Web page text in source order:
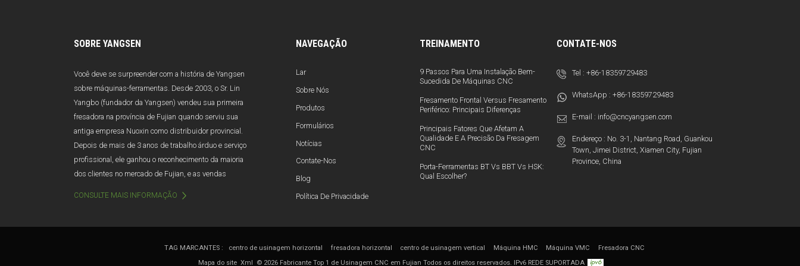
SOBRE YANGSEN
Você deve se surpreender com a história de Yangsen
sobre máquinas-ferramentas. Desde 2003, o Sr. Lin
Yangbo (fundador da Yangsen) vendeu sua primeira
fresadora na província de Fujian quando serviu sua
antiga empresa Nuoxin como distribuidor provincial.
Depois de mais de 3 anos de trabalho árduo e serviço
profissional, ele ganhou o reconhecimento da maioria
dos clientes no mercado de Fujian, e as vendas
devido a má gestão e mudanças de gestão, a Nuoxin
CONSULTE MAIS INFORMAÇÃO
NAVEGAÇÃO
Lar
Sobre Nós
Produtos
Formulários
Notícias
Contate-Nos
Blog
Política De Privacidade
TREINAMENTO
9 Passos Para Uma Instalação Bem-
Sucedida De Máquinas CNC
Fresamento Frontal Versus Fresamento
Periférico: Principais Diferenças
Principais Fatores Que Afetam A
Qualidade E A Precisão Da Fresagem
CNC
Porta-Ferramentas BT Vs BBT Vs HSK:
Qual Escolher?
CONTATE-NOS
Tel :+86-18359729483
WhatsApp :+86-18359729483
E-mail : info@cncyangsen.com
Endereço : No. 3-1, Nantang Road, Guankou
Town, Jimei District, Xiamen City, Fujian
Province, China
TAG MARCANTES : centro de usinagem horizontal fresadora horizontal centro de usinagem vertical Máquina HMC Máquina VMC
Fresadora CNC
Mapa do site Xml © 2026 Fabricante Top 1 de Usinagem CNC em Fujian Todos os direitos reservados. IPv6 REDE SUPORTADA